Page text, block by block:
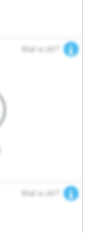
Wat is dit?
Wat is dit?